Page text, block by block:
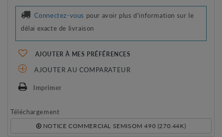
Connectez-vous pour avoir plus d'information sur le
délai exacte de livraison
AJOUTER À MES PRÉFÉRENCES
AJOUTER AU COMPARATEUR
Imprimer
Téléchargement
NOTICE COMMERCIAL SEMISOM 490 (270.44K)